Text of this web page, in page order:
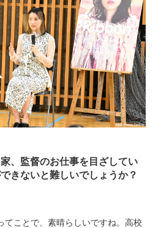
、監督のお仕事を目ざしてい
きないと難しいでしょうか？
てことで、素晴らしいですね。高校